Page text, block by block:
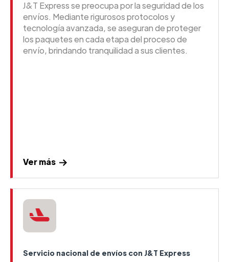
J&T Express se preocupa por la seguridad de los
envíos. Mediante rigurosos protocolos y
tecnología avanzada, se aseguran de proteger
los paquetes en cada etapa del proceso de
envío, brindando tranquilidad a sus clientes.
Ver más
Servicio nacional de envíos con J&T Express